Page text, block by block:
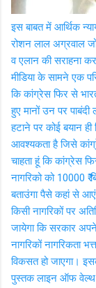
इस बाबत में आर्थिक
रोशन लाल अग्रवाल
व एलान की सराहना
मीडिया के सामने एक
कि कांग्रेस फिर से
हुए मानों उन पर पाबंदी
हटाने पर कोई बयान
आवश्यकता है जिसे
चाहता हूं कि कांग्रेस
नागरिको को 10000 ₹
बताउंगा पैसे कहां से
किसी नागरिकों पर
जायेगा कि सरकार
नागरिकों नागरिकता
विकसत हो जाएगा।
पुस्तक लाइन ऑफ वेल्थ